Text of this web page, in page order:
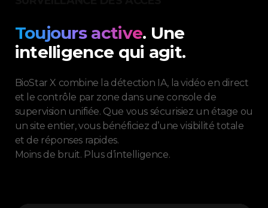
Toujours active. Une
intelligence qui agit.
BioStar X combine la détection IA, la vidéo en direct
et le contrôle par zone dans une console de
supervision unifiée. Que vous sécurisiez un étage ou
un site entier, vous bénéficiez d’une visibilité totale
et de réponses rapides.
Moins de bruit. Plus d’intelligence.